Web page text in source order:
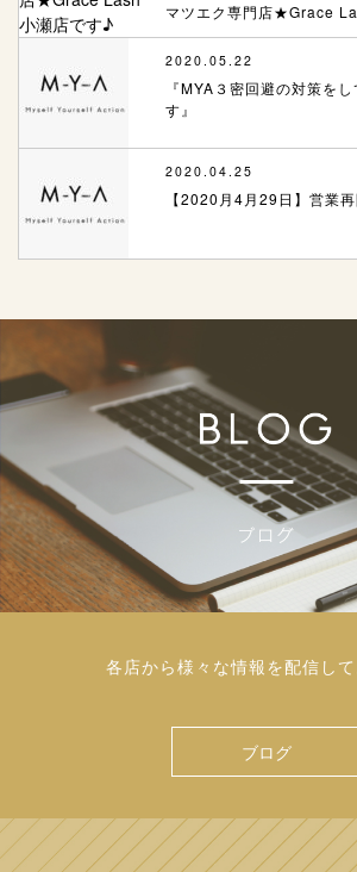
マツエク専門店★Grace
2020.05.22
『MYA３密回避の対策を
す』
2020.04.25
【2020月4月29日】営業
各店から様々な情報を配信し
ブログ